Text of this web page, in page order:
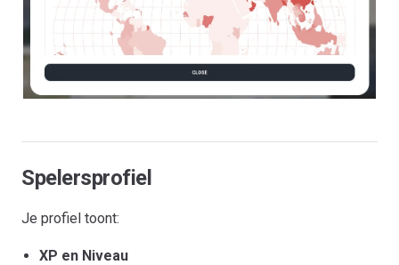
Spelersprofiel
Je profiel toont:
XP en Niveau